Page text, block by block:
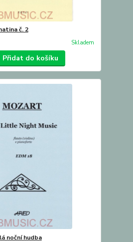
č. 2
Skladem
Přidat do košíku
noční hudba